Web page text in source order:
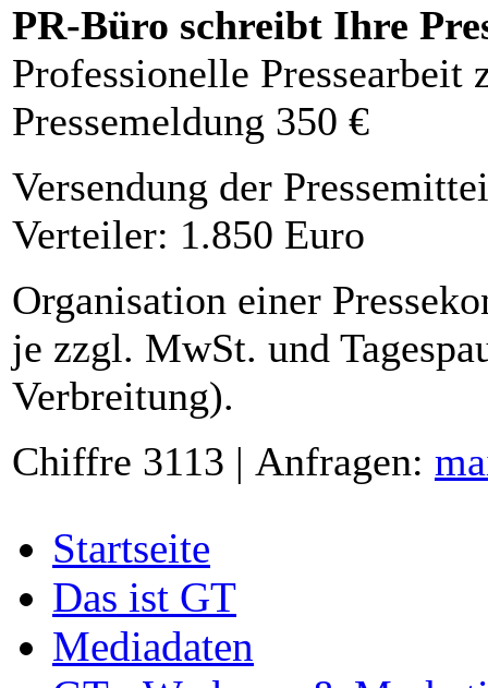
PR-Büro schreibt Ihre
Professionelle Pressearbeit
Pressemeldung 350 €
Versendung der
Verteiler: 1.850 Euro
Organisation einer
je zzgl. MwSt. und
Verbreitung).
Chiffre 3113 | Anfragen:
Startseite
Das ist GT
Mediadaten